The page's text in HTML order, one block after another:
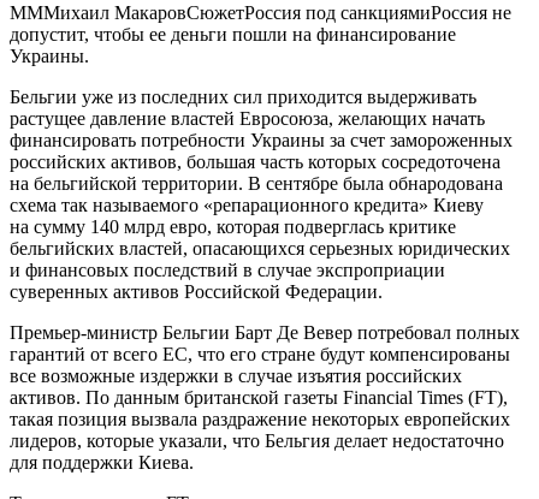
МММихаил МакаровСюжетРоссия под санкциямиРоссия не
допустит, чтобы ее деньги пошли на финансирование
Украины.
Бельгии уже из последних сил приходится выдерживать
растущее давление властей Евросоюза, желающих начать
финансировать потребности Украины за счет замороженных
российских активов, большая часть которых сосредоточена
на бельгийской территории. В сентябре была обнародована
схема так называемого «репарационного кредита» Киеву
на сумму 140 млрд евро, которая подверглась критике
бельгийских властей, опасающихся серьезных юридических
и финансовых последствий в случае экспроприации
суверенных активов Российской Федерации.
Премьер-министр Бельгии Барт Де Вевер потребовал полных
гарантий от всего ЕС, что его стране будут компенсированы
все возможные издержки в случае изъятия российских
активов. По данным британской газеты Financial Times (FT),
такая позиция вызвала раздражение некоторых европейских
лидеров, которые указали, что Бельгия делает недостаточно
для поддержки Киева.